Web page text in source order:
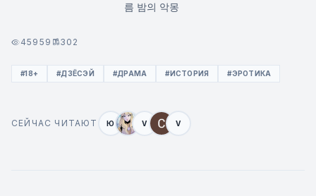
름 밤의 악몽
45959 302
#18+ #ДЗЁСЭЙ #ДРАМА #ИСТОРИЯ #ЭРОТИКА
СЕЙЧАС ЧИТАЮТ Ю V V